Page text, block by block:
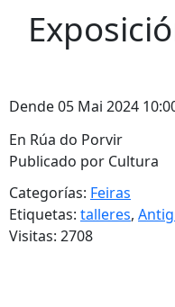
Dende 05 Mai 2024
En Rúa do Porvir
Publicado por Cultura
Categorías: Feiras
Etiquetas: talleres,
Visitas: 2708